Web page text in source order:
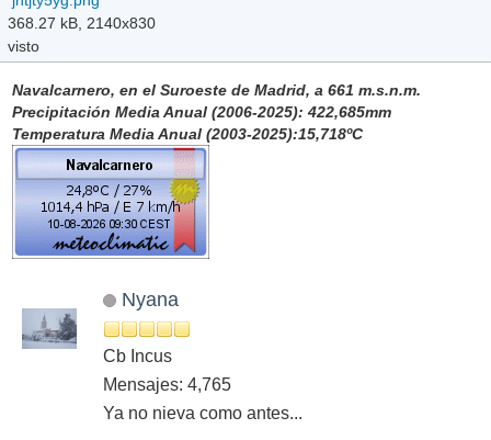
368.27 kB, 2140x830
visto
Navalcarnero, en el Suroeste de Madrid, a 661 m.s.n.m.
Precipitación Media Anual (2006-2025): 422,685mm
Temperatura Media Anual (2003-2025):15,718ºC
Nyana
Cb Incus
Mensajes: 4,765
Ya no nieva como antes...